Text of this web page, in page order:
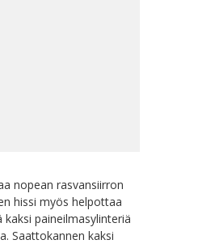
nopean rasvansiirron
hissi myös helpottaa
paineilmasylinteriä
Saattokannen kaksi